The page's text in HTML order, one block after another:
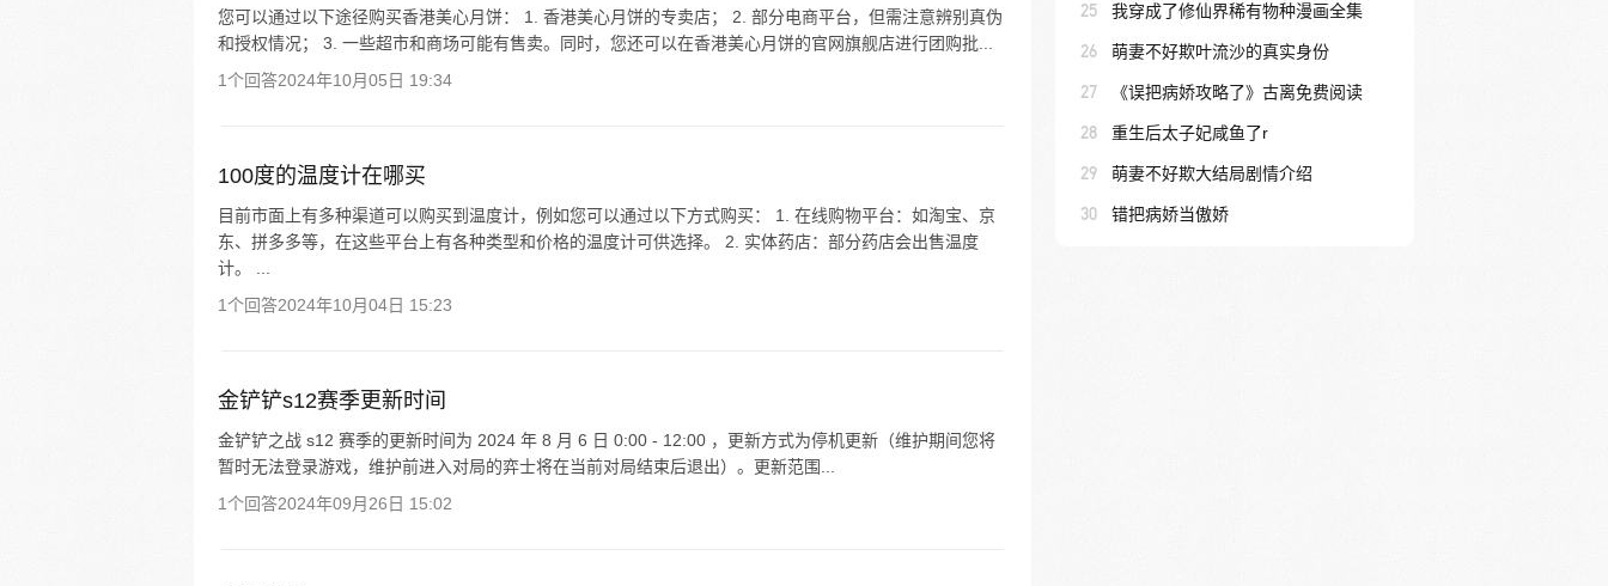
您可以通过以下途径购买香港美心月饼： 1. 香港美心月饼的专卖店； 2. 部分电商平台，但需注意辨别真伪
和授权情况； 3. 一些超市和商场可能有售卖。同时，您还可以在香港美心月饼的官网旗舰店进行团购批...
1个回答2024年10月05日 19:34
100度的温度计在哪买
目前市面上有多种渠道可以购买到温度计，例如您可以通过以下方式购买： 1. 在线购物平台：如淘宝、京
东、拼多多等，在这些平台上有各种类型和价格的温度计可供选择。 2. 实体药店：部分药店会出售温度
计。 ...
1个回答2024年10月04日 15:23
金铲铲s12赛季更新时间
金铲铲之战 s12 赛季的更新时间为 2024 年 8 月 6 日 0:00 - 12:00 ，更新方式为停机更新（维护期间您将
暂时无法登录游戏，维护前进入对局的弈士将在当前对局结束后退出）。更新范围...
1个回答2024年09月26日 15:02
25 我穿成了修仙界稀有物种漫画全集
26 萌妻不好欺叶流沙的真实身份
27 《误把病娇攻略了》古离免费阅读
28 重生后太子妃咸鱼了r
29 萌妻不好欺大结局剧情介绍
30 错把病娇当傲娇